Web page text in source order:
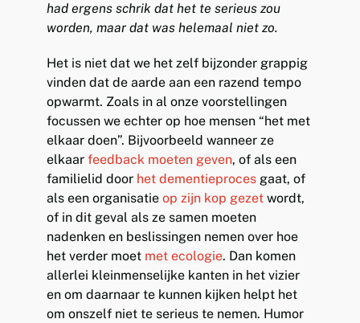
had ergens schrik dat het te serieus zou
worden, maar dat was helemaal niet zo.
Het is niet dat we het zelf bijzonder grappig
vinden dat de aarde aan een razend tempo
opwarmt. Zoals in al onze voorstellingen
focussen we echter op hoe mensen “het met
elkaar doen”. Bijvoorbeeld wanneer ze
elkaarfeedback moeten geven, of als een
familielid door het dementieproces gaat, of
als een organisatieop zijn kop gezetwordt,
of in dit geval als ze samen moeten
nadenken en beslissingen nemen over hoe
het verder moet met ecologie. Dan komen
allerlei kleinmenselijke kanten in het vizier
en om daarnaar te kunnen kijken helpt het
om onszelf niet te serieus te nemen. Humor